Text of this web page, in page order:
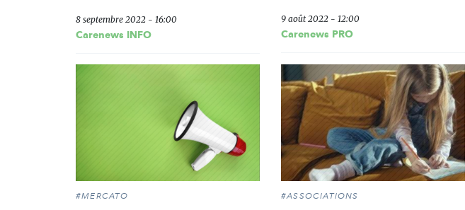
8 septembre 2022 - 16:00
Carenews INFO
9 août 2022 - 12:00
Carenews PRO
#MERCATO #ASSOCIATIONS